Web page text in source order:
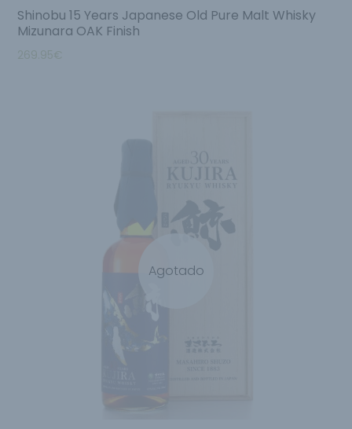
Shinobu 15 Years Japanese Old Pure Malt Whisky
Mizunara OAK Finish
269.95€
Agotado